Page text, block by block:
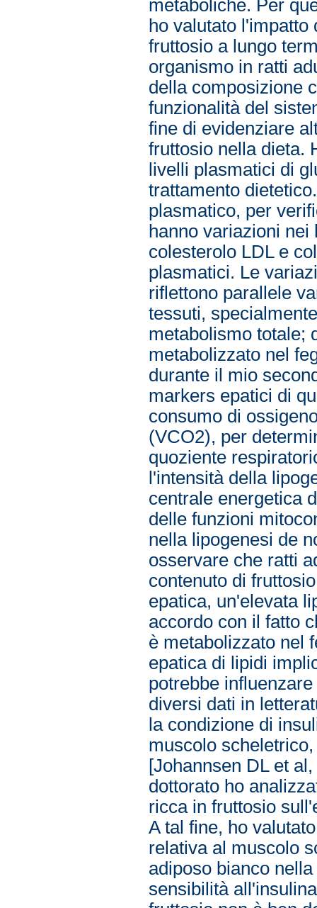
metaboliche. Per
ho valutato l'impatto
fruttosio a lungo
organismo in ratti
della composizione
funzionalità del
fine di evidenziare
fruttosio nella dieta.
livelli plasmatici di
trattamento
plasmatico, per
hanno variazioni
colesterolo LDL e
plasmatici. Le
riflettono parallele
tessuti,
metabolismo totale;
metabolizzato nel
durante il mio
markers epatici di
consumo di
(VCO2), per
quoziente
l'intensità della
centrale energetica
delle funzioni
nella lipogenesi de
osservare che ratti
contenuto di
epatica, un'elevata
accordo con il fatto
è metabolizzato nel
epatica di lipidi
potrebbe
diversi dati in
la condizione di
muscolo
[Johannsen DL et
dottorato ho
ricca in fruttosio
A tal fine, ho
relativa al muscolo
adiposo bianco
sensibilità